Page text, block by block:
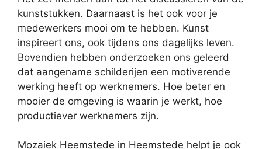
kunststukken. Daarnaast is het ook voor je
medewerkers mooi om te hebben. Kunst
inspireert ons, ook tijdens ons dagelijks leven.
Bovendien hebben onderzoeken ons geleerd
dat aangename schilderijen een motiverende
werking heeft op werknemers. Hoe beter en
mooier de omgeving is waarin je werkt, hoe
productiever werknemers zijn.
Mozaiek Heemstede in Heemstede helpt je ook